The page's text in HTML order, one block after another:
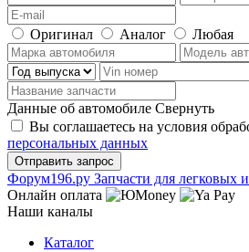
Оригинал Аналог Любая
Данные об автомобиле Свернуть
Вы соглашаетесь на условия
персональных данных
Фoрум196.ру Запчасти для легковых
Онлайн оплата
Наши каналы
Каталог